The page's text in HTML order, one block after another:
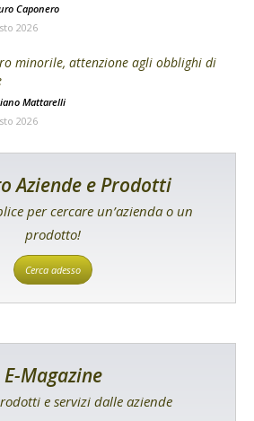
Caponero
2026
minorile, attenzione agli obblighi di
Mattarelli
2026
Aziende e Prodotti
per cercare un’azienda o un
prodotto!
Cerca adesso
E-Magazine
e servizi dalle aziende